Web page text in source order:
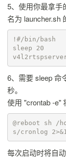
5、使用你最拿手
名为 launcher.sh
!#/bin/bash
sleep 20
6、需要 sleep 命
秒。
使用 "crontab -e"
@reboot sh /
s/cronlog 2>&1
每次启动时将自